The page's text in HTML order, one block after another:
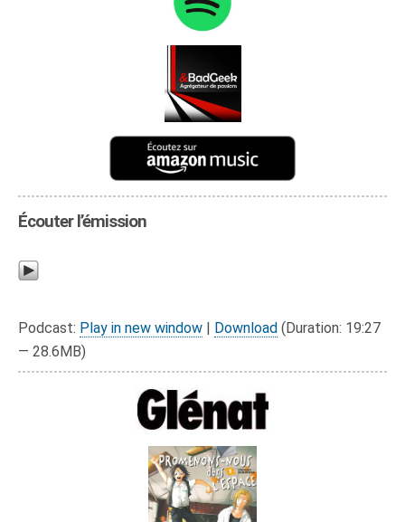
Écouter l’émission
Podcast: Play in new window Download (Duration: 19:27
— 28.6MB)